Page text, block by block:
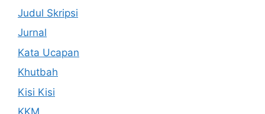
Judul Skripsi
Jurnal
Kata Ucapan
Khutbah
Kisi Kisi